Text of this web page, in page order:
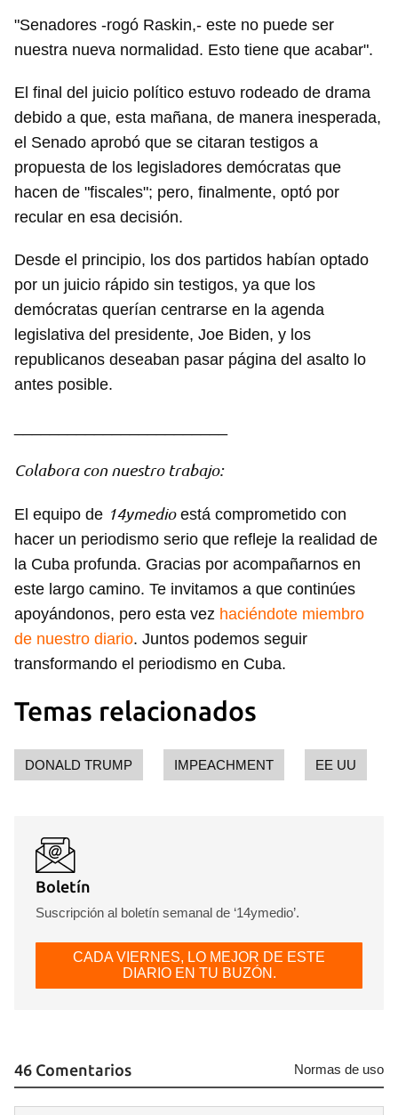
Guardar como favorito
Para poder guardar como favorito, primero has de
iniciar sesión con tu cuenta de 14ymedio.
"Senadores -rogó Raskin,- este no puede ser
nuestra nueva normalidad. Esto tiene que acabar".
El final del juicio político estuvo rodeado de drama
debido a que, esta mañana, de manera inesperada,
el Senado aprobó que se citaran testigos a
propuesta de los legisladores demócratas que
hacen de "fiscales"; pero, finalmente, optó por
recular en esa decisión.
Desde el principio, los dos partidos habían optado
por un juicio rápido sin testigos, ya que los
demócratas querían centrarse en la agenda
legislativa del presidente, Joe Biden, y los
republicanos deseaban pasar página del asalto lo
antes posible.
Colabora con nuestro trabajo:
El equipo de 14ymedioestá comprometido con
hacer un periodismo serio que refleje la realidad de
la Cuba profunda. Gracias por acompañarnos en
este largo camino. Te invitamos a que continúes
apoyándonos, pero esta vez haciéndote miembro
de nuestro diario. Juntos podemos seguir
transformando el periodismo en Cuba.
Temas relacionados
DONALD TRUMP IMPEACHMENT EE UU
Boletín
Suscripción al boletín semanal de ‘14ymedio’.
CADA VIERNES, LO MEJOR DE ESTE
DIARIO EN TU BUZÓN.
46 Comentarios Normas de uso